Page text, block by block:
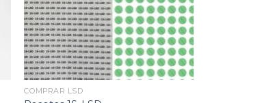
COMPRAR LSD